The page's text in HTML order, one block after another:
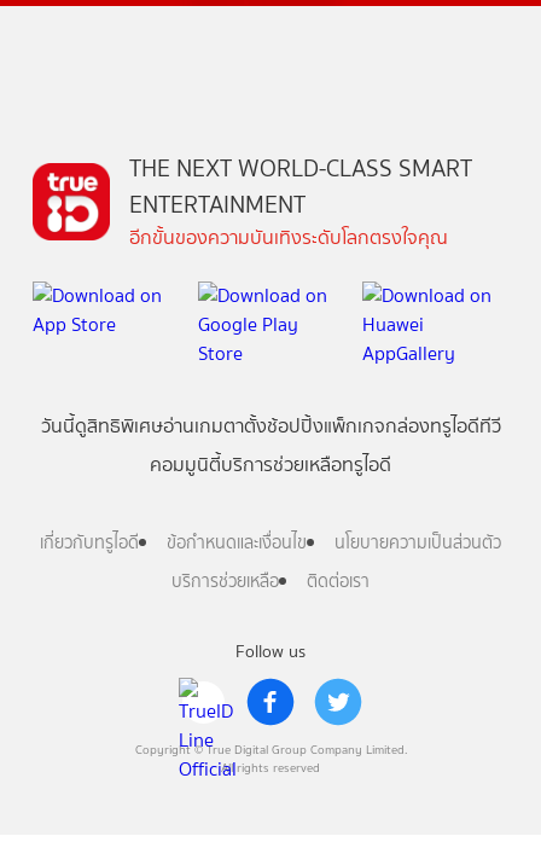
Follow us
Copyright © True Digital Group Company Limited.
All rights reserved
THE NEXT WORLD-CLASS SMART
ENTERTAINMENT
อีกขั้นของความบันเทิงระดับโลกตรงใจคุณ
วันนี้ดูสิทธิพิเศษอ่านเกมตาตั้งช้อปปิ้งแพ็กเกจกล่องทรูไอดีทีวี
คอมมูนิตี้บริการช่วยเหลือทรูไอดี
เกี่ยวกับทรูไอดี ข้อกำหนดและเงื่อนไข
นโยบายความเป็นส่วนตัว
บริการช่วยเหลือ
ติดต่อเรา